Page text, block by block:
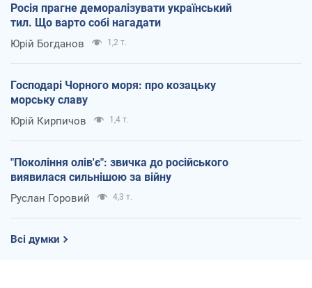
Росія прагне деморалізувати український
тил. Що варто собі нагадати
Юрій Богданов 1,2 т.
Господарі Чорного моря: про козацьку
морську славу
Юрій Кирпичов 1,4 т.
"Покоління олів'є": звичка до російського
виявилася сильнішою за війну
Руслан Горовий 4,3 т.
Всі думки